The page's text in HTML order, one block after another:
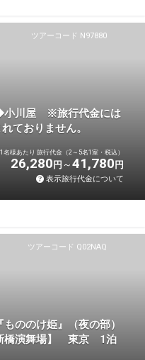
ツアーコード N97880
川屋 ※旅行代金には
ておりません。
名様あたり 旅行代金（2～5名1室・税込）
26,280 円 41,780 円
表示旅行代金について
ツアーコード Q02NAQ
ののけ姫』（夜の部）
橋演舞場】 東京 1泊